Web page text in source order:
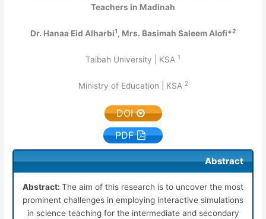
Teachers in Madinah
Dr. Hanaa Eid Alharbi1, Mrs. Basimah Saleem Alofi*2
1
2
Ministry of Education | KSA
DOI
PDF
Abstract
Abstract: The aim of this research is to uncover the most
prominent challenges in employing interactive simulations
in science teaching for the intermediate and secondary